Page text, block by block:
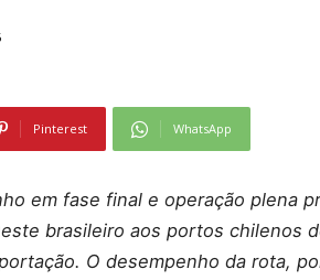
Pinterest WhatsApp
em fase final e operação plena
brasileiro aos portos chilenos
O desempenho da rota,